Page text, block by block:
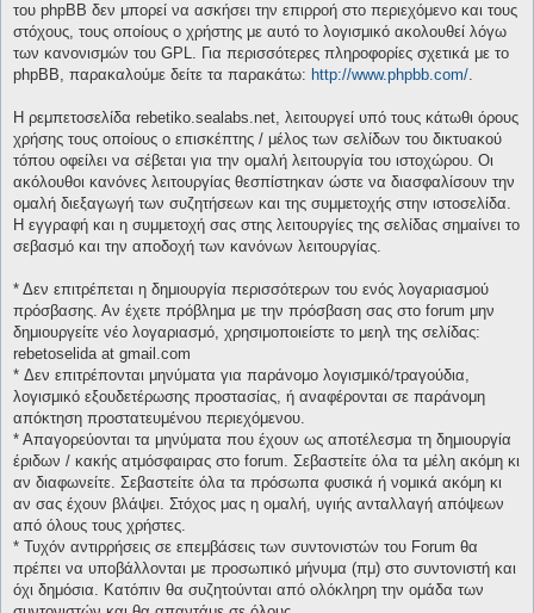
του phpBB δεν μπορεί να ασκήσει την επιρροή στο περιεχόμενο και τους
στόχους, τους οποίους ο χρήστης με αυτό το λογισμικό ακολουθεί λόγω
των κανονισμών του GPL. Για περισσότερες πληροφορίες σχετικά με το
phpBB, παρακαλούμε δείτε τα παρακάτω: http://www.phpbb.com/.
Η ρεμπετοσελίδα rebetiko.sealabs.net, λειτουργεί υπό τους κάτωθι όρους
χρήσης τους οποίους ο επισκέπτης / μέλος των σελίδων του δικτυακού
τόπου οφείλει να σέβεται για την ομαλή λειτουργία του ιστοχώρου. Οι
ακόλουθοι κανόνες λειτουργίας θεσπίστηκαν ώστε να διασφαλίσουν την
ομαλή διεξαγωγή των συζητήσεων και της συμμετοχής στην ιστοσελίδα.
Η εγγραφή και η συμμετοχή σας στης λειτουργίες της σελίδας σημαίνει το
σεβασμό και την αποδοχή των κανόνων λειτουργίας.
* Δεν επιτρέπεται η δημιουργία περισσότερων του ενός λογαριασμού
πρόσβασης. Αν έχετε πρόβλημα με την πρόσβαση σας στο forum μην
δημιουργείτε νέο λογαριασμό, χρησιμοποιείστε το μεηλ της σελίδας:
rebetoselida at gmail.com
* Δεν επιτρέπονται μηνύματα για παράνομο λογισμικό/τραγούδια,
λογισμικό εξουδετέρωσης προστασίας, ή αναφέρονται σε παράνομη
απόκτηση προστατευμένου περιεχόμενου.
* Απαγορεύονται τα μηνύματα που έχουν ως αποτέλεσμα τη δημιουργία
έριδων / κακής ατμόσφαιρας στο forum. Σεβαστείτε όλα τα μέλη ακόμη κι
αν διαφωνείτε. Σεβαστείτε όλα τα πρόσωπα φυσικά ή νομικά ακόμη κι
αν σας έχουν βλάψει. Στόχος μας η ομαλή, υγιής ανταλλαγή απόψεων
από όλους τους χρήστες.
* Τυχόν αντιρρήσεις σε επεμβάσεις των συντονιστών του Forum θα
πρέπει να υποβάλλονται με προσωπικό μήνυμα (πμ) στο συντονιστή και
όχι δημόσια. Κατόπιν θα συζητούνται από ολόκληρη την ομάδα των